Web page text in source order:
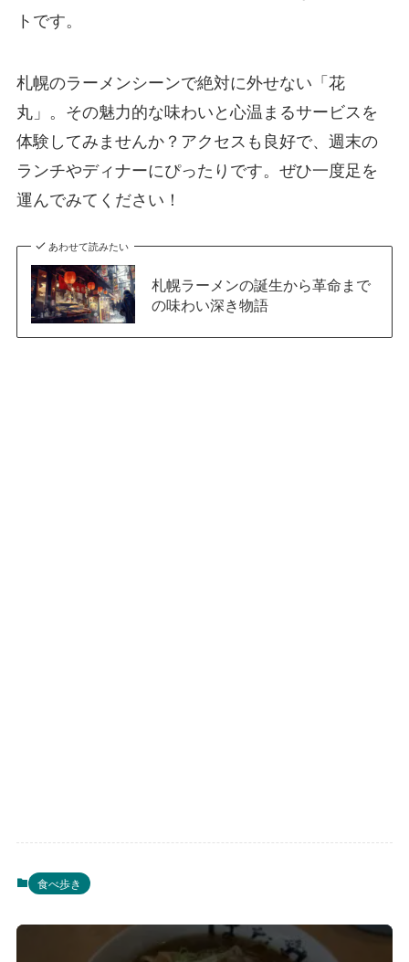
トです。
札幌のラーメンシーンで絶対に外せない「花
丸」。その魅力的な味わいと心温まるサービスを
体験してみませんか？アクセスも良好で、週末の
ランチやディナーにぴったりです。ぜひ一度足を
運んでみてください！
あわせて読みたい
札幌ラーメンの誕生から革命まで
の味わい深き物語
食べ歩き